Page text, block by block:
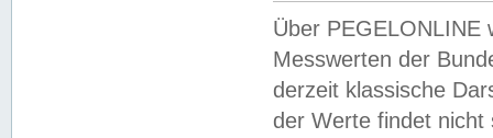
Über PEGELONLINE
Messwerten der
derzeit klassische
der Werte findet